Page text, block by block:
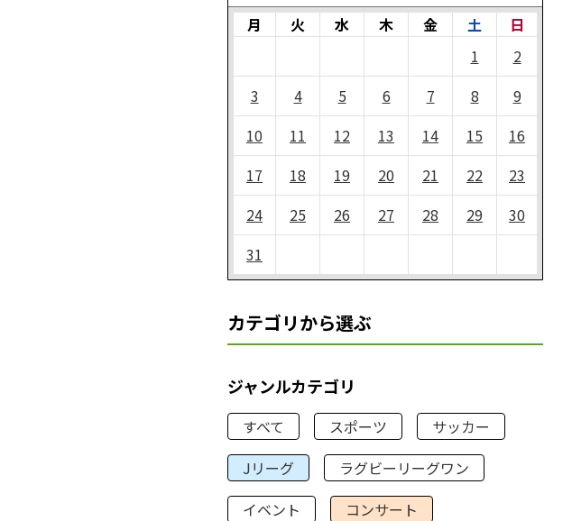
月 火 水 木 金 土
日
1
2
3
4 5 6 7 8
9
10
11 12 13 14 15
16
17
18 19 20 21 22
23
24
25 26 27 28 29
30
31
カテゴリから選ぶ
ジャンルカテゴリ
すべて スポーツ
サッカー
Jリーグ
ラグビーリーグワン
イベント
コンサート